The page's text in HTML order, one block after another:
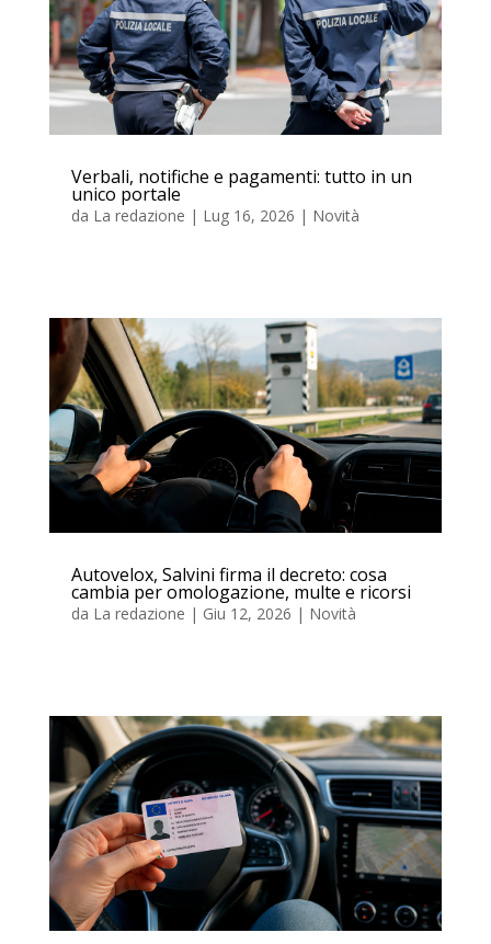
Verbali, notifiche e pagamenti: tutto in un
unico portale
da La redazione | Lug 16, 2026 | Novità
Autovelox, Salvini firma il decreto: cosa
cambia per omologazione, multe e ricorsi
da La redazione | Giu 12, 2026 | Novità